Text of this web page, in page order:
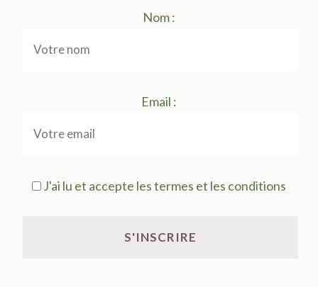
Nom :
Email :
J'ai lu et accepte les termes et les conditions